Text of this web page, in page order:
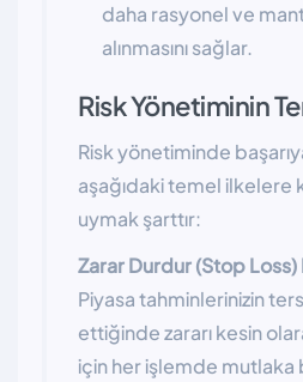
daha rasyonel ve
alınmasını sağlar.
Risk Yönetiminin
Risk yönetiminde
aşağıdaki temel ilkelere
uymak şarttır:
Zarar Durdur (Stop
Piyasa tahminlerinizin
ettiğinde zararı kesin
için her işlemde mutlaka